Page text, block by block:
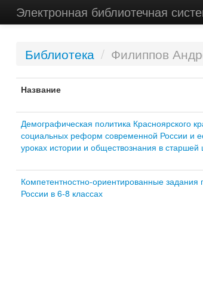
Электронная библиотечная
Библиотека / Филиппов
Название
Демографическая политика Красноярского
социальных реформ современной России и
уроках истории и обществознания в старшей
Компетентностно-ориентированные задания
России в 6-8 классах